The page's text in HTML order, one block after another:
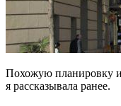
Похожую планировку
я рассказывала ранее.